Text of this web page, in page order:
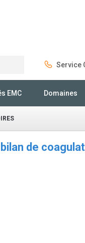
Service
EMC Domaines
de